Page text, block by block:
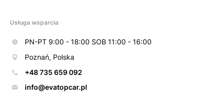
Usługa wsparcia
PN-PT 9:00 - 18:00 SOB 11:00 - 16:00
Poznań, Polska
+48 735 659 092
info@evatopcar.pl